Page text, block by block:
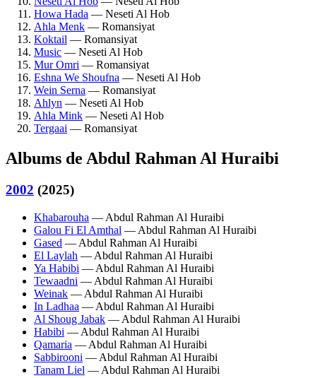
Howa Hada — Neseti Al Hob
Ahla Menk — Romansiyat
Koktail — Romansiyat
Music — Neseti Al Hob
Mur Omri — Romansiyat
Eshna We Shoufna — Neseti Al Hob
Wein Serna — Romansiyat
Ahlyn — Neseti Al Hob
Ahla Mink — Neseti Al Hob
Tergaai — Romansiyat
Albums de Abdul Rahman Al Huraibi
2002 (2025)
Khabarouha — Abdul Rahman Al Huraibi
Galou Fi El Amthal — Abdul Rahman Al Huraibi
Gased — Abdul Rahman Al Huraibi
El Laylah — Abdul Rahman Al Huraibi
Ya Habibi — Abdul Rahman Al Huraibi
Tewaadni — Abdul Rahman Al Huraibi
Weinak — Abdul Rahman Al Huraibi
In Ladhaa — Abdul Rahman Al Huraibi
Al Shoug Jabak — Abdul Rahman Al Huraibi
Habibi — Abdul Rahman Al Huraibi
Qamaria — Abdul Rahman Al Huraibi
Sabbirooni — Abdul Rahman Al Huraibi
Tanam Liel — Abdul Rahman Al Huraibi